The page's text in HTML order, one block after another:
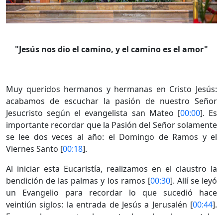
"Jesús nos dio el camino, y el camino es el amor"
Muy queridos hermanos y hermanas en Cristo Jesús:
acabamos de escuchar la pasión de nuestro Señor
Jesucristo según el evangelista san Mateo [00:00]. Es
importante recordar que la Pasión del Señor solamente
se lee dos veces al año: el Domingo de Ramos y el
Viernes Santo [00:18].
Al iniciar esta Eucaristía, realizamos en el claustro la
bendición de las palmas y los ramos [00:30]. Allí se leyó
un Evangelio para recordar lo que sucedió hace
veintiún siglos: la entrada de Jesús a Jerusalén [00:44].